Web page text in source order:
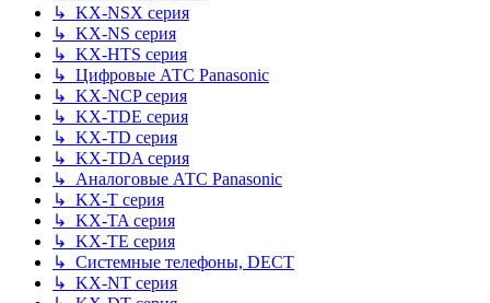
↳ KX-NSX серия
↳ KX-NS серия
↳ KX-HTS серия
↳ Цифровые АТС Panasonic
↳ KX-NCP серия
↳ KX-TDE серия
↳ KX-TD серия
↳ KX-TDA серия
↳ Аналоговые АТС Panasonic
↳ KX-T серия
↳ KX-TA серия
↳ KX-TE серия
↳ Системные телефоны, DECT
↳ KX-NT серия